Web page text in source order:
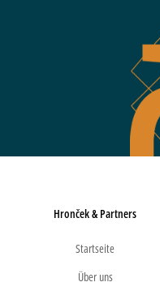
Hronček & Partners
Startseite
Über uns